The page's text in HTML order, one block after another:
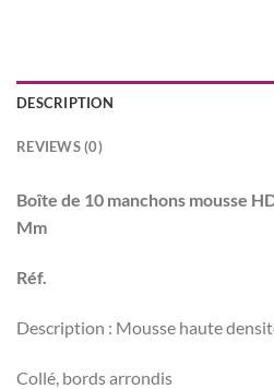
DESCRIPTION
REVIEWS (0)
Boîte de 10 manchons mousse
Mm
Réf.
Description : Mousse haute
Collé, bords arrondis